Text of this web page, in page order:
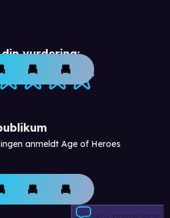
vurdering:
anmeldt Age of Heroes